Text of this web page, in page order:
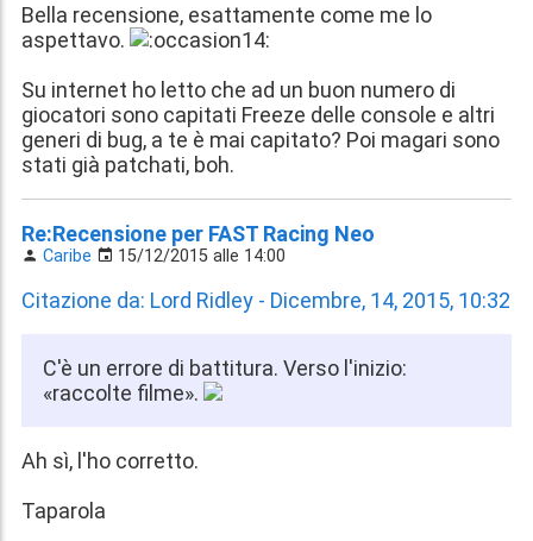
Bella recensione, esattamente come me lo
aspettavo.
Su internet ho letto che ad un buon numero di
giocatori sono capitati Freeze delle console e altri
generi di bug, a te è mai capitato? Poi magari sono
stati già patchati, boh.
Re:Recensione per FAST Racing Neo
Caribe 15/12/2015 alle 14:00
Citazione da: Lord Ridley - Dicembre, 14, 2015, 10:32
C'è un errore di battitura. Verso l'inizio:
«raccolte filme».
Ah sì, l'ho corretto.
Taparola